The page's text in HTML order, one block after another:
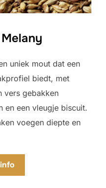
Melany
uniek mout dat een
biedt, met
vers gebakken
en een vleugje biscuit.
voegen diepte en